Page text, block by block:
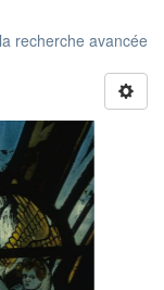
recherche avancée